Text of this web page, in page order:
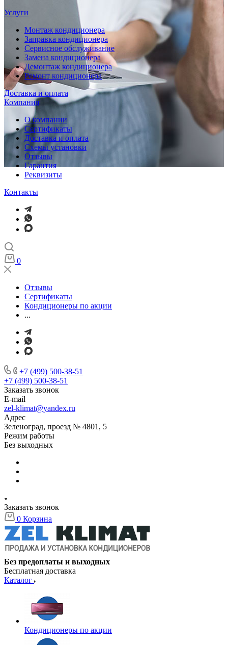
Услуги
Монтаж кондиционера
Заправка кондиционера
Сервисное обслуживание
Замена кондиционера
Демонтаж кондиционера
Ремонт кондиционера
Доставка и оплата
Компания
О компании
Сертификаты
Доставка и оплата
Схемы установки
Отзывы
Гарантия
Реквизиты
Контакты
0
Отзывы
Сертификаты
Кондиционеры по акции
...
+7 (499) 500-38-51
+7 (499) 500-38-51
Заказать звонок
E-mail
zel-klimat@yandex.ru
Адрес
Зеленоград, проезд № 4801, 5
Режим работы
Без выходных
Заказать звонок
0 Корзина
Без предоплаты и выходных
Бесплатная доставка
Каталог
Кондиционеры по акции